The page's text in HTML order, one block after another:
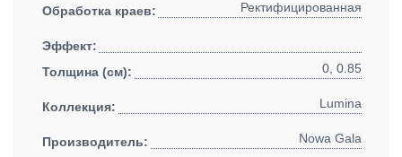
Обработка краев: Ректифицированная
Эффект:
Толщина (см):
0, 0.85
Коллекция: Lumina
Производитель: Nowa Gala